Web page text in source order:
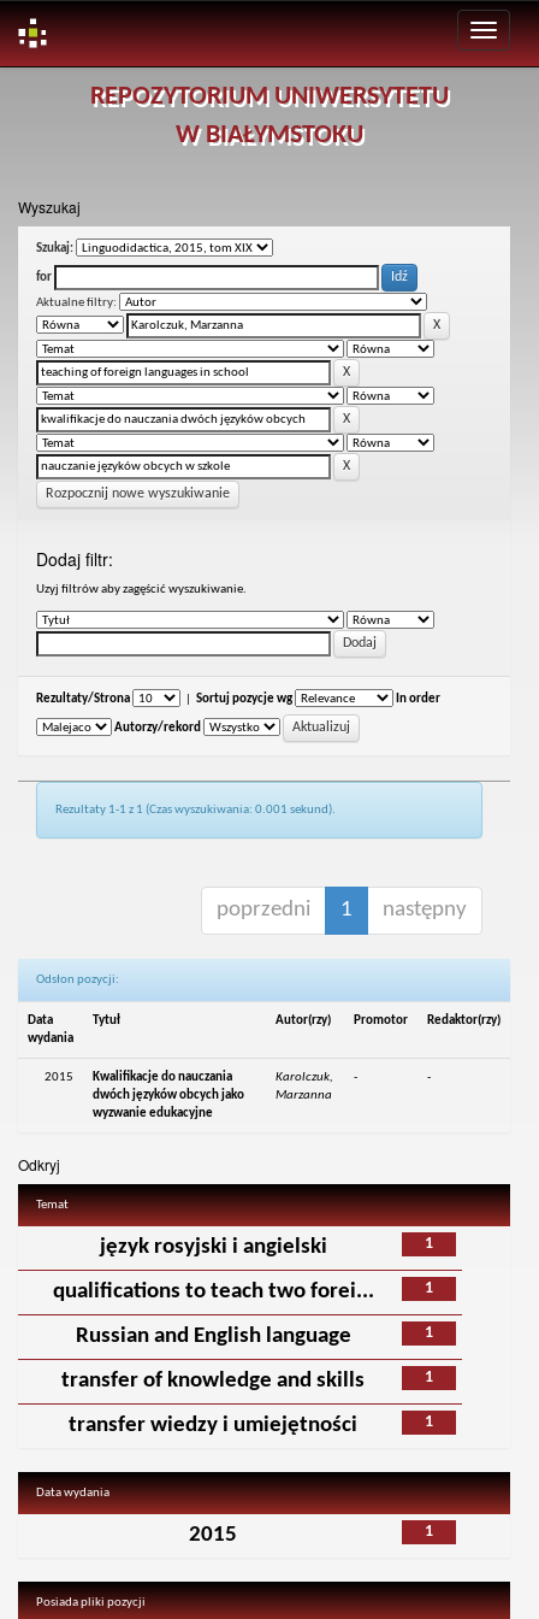
REPOZYTORIUM UNIWERSYTETU
W BIAŁYMSTOKU
Wyszukaj
Szukaj:
for
Aktualne filtry:
Rozpocznij nowe wyszukiwanie
Dodaj filtr:
Uzyj filtrów aby zagęścić wyszukiwanie.
Rezultaty/Strona Sortuj pozycje wg In order
Autorzy/rekord
Rezultaty 1-1 z 1 (Czas wyszukiwania: 0.001 sekund).
poprzedni 1 następny
Odsłon pozycji:
Data
wydania
Tytuł Autor(rzy) Promotor Redaktor(rzy)
2015
Kwalifikacje do nauczania
dwóch języków obcych jako
wyzwanie edukacyjne
Karolczuk,
Marzanna
- -
Odkryj
Temat
1
język rosyjski i angielski
1
qualifications to teach two forei...
1
Russian and English language
1
transfer of knowledge and skills
1
transfer wiedzy i umiejętności
Data wydania
1
2015
Posiada pliki pozycji